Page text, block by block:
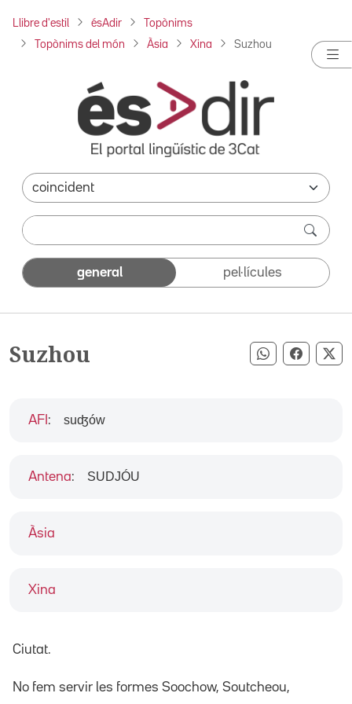
Llibre d'estil ésAdir Topònims
Topònims del món Àsia Xina Suzhou
general pel·lícules
Suzhou Compartir
Àsia
Xina
AFI : suʤów
Antena: SUDJÓU
Ciutat.
No fem servir les formes Soochow, Soutcheou,